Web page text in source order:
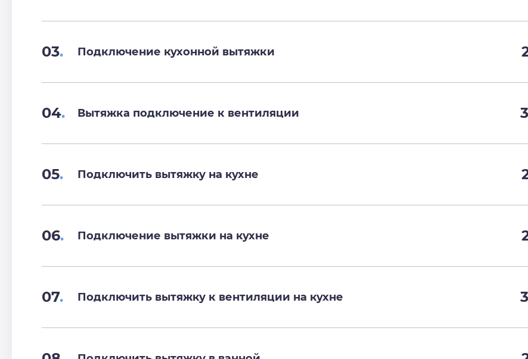
03. Подключение кухонной вытяжки
04. Вытяжка подключение к вентиляции
05. Подключить вытяжку на кухне
06. Подключение вытяжки на кухне
07. Подключить вытяжку к вентиляции на кухне